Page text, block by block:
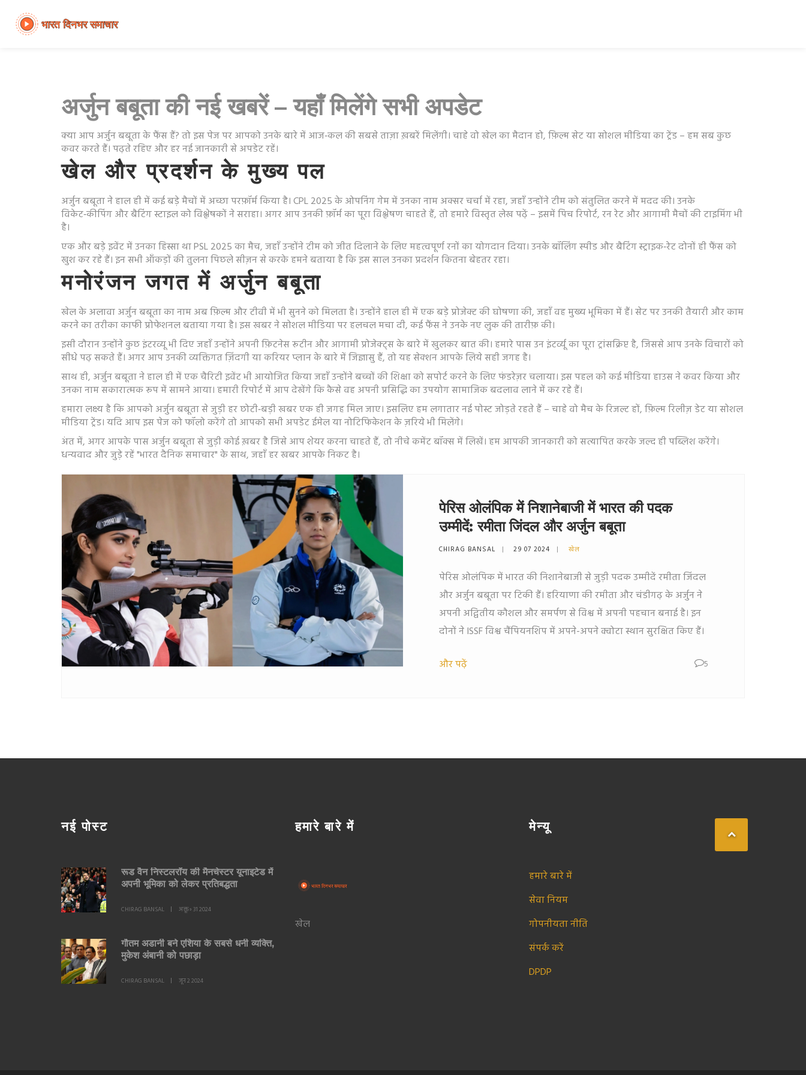
अर्जुन बबूता की नई खबरें – यहाँ मिलेंगे सभी अपडेट
क्या आप अर्जुन बबूता के फैंस हैं? तो इस पेज पर आपको उनके बारे में आज‑कल की सबसे ताज़ा ख़बरें मिलेंगी। चाहे वो खेल का मैदान हो, फ़िल्म सेट या सोशल मीडिया का ट्रेंड – हम सब कुछ
कवर करते हैं। पढ़ते रहिए और हर नई जानकारी से अपडेट रहें।
खेल और प्रदर्शन के मुख्य पल
अर्जुन बबूता ने हाल ही में कई बड़े मैचों में अच्छा परफ़ॉर्म किया है। CPL 2025 के ओपनिंग गेम में उनका नाम अक्सर चर्चा में रहा, जहाँ उन्होंने टीम को संतुलित करने में मदद की। उनके
विकेट‑कीपिंग और बैटिंग स्टाइल को विश्लेषकों ने सराहा। अगर आप उनकी फ़ॉर्म का पूरा विश्लेषण चाहते हैं, तो हमारे विस्तृत लेख पढ़ें – इसमें पिच रिपोर्ट, रन रेट और आगामी मैचों की टाइमिंग भी
है।
एक और बड़े इवेंट में उनका हिस्सा था PSL 2025 का मैच, जहाँ उन्होंने टीम को जीत दिलाने के लिए महत्वपूर्ण रनों का योगदान दिया। उनके बॉलिंग स्पीड और बैटिंग स्ट्राइक‑रेट दोनों ही फैंस को
खुश कर रहे हैं। इन सभी आँकड़ों की तुलना पिछले सीज़न से करके हमने बताया है कि इस साल उनका प्रदर्शन कितना बेहतर रहा।
मनोरंजन जगत में अर्जुन बबूता
खेल के अलावा अर्जुन बबूता का नाम अब फ़िल्म और टीवी में भी सुनने को मिलता है। उन्होंने हाल ही में एक बड़े प्रोजेक्ट की घोषणा की, जहाँ वह मुख्य भूमिका में हैं। सेट पर उनकी तैयारी और काम
करने का तरीका काफी प्रोफेशनल बताया गया है। इस खबर ने सोशल मीडिया पर हलचल मचा दी, कई फैंस ने उनके नए लुक की तारीफ़ की।
इसी दौरान उन्होंने कुछ इंटरव्यू भी दिए जहाँ उन्होंने अपनी फ़िटनेस रूटीन और आगामी प्रोजेक्ट्स के बारे में खुलकर बात की। हमारे पास उन इंटर्व्यू का पूरा ट्रांसक्रिप्ट है, जिससे आप उनके विचारों को
सीधे पढ़ सकते हैं। अगर आप उनकी व्यक्तिगत ज़िंदगी या करियर प्लान के बारे में जिज्ञासु हैं, तो यह सेक्शन आपके लिये सही जगह है।
साथ ही, अर्जुन बबूता ने हाल ही में एक चैरिटी इवेंट भी आयोजित किया जहाँ उन्होंने बच्चों की शिक्षा को सपोर्ट करने के लिए फंडरेज़र चलाया। इस पहल को कई मीडिया हाउस ने कवर किया और
उनका नाम सकारात्मक रूप में सामने आया। हमारी रिपोर्ट में आप देखेंगे कि कैसे वह अपनी प्रसिद्धि का उपयोग सामाजिक बदलाव लाने में कर रहे हैं।
हमारा लक्ष्य है कि आपको अर्जुन बबूता से जुड़ी हर छोटी‑बड़ी खबर एक ही जगह मिल जाए। इसलिए हम लगातार नई पोस्ट जोड़ते रहते हैं – चाहे वो मैच के रिजल्ट हों, फ़िल्म रिलीज़ डेट या सोशल
मीडिया ट्रेंड। यदि आप इस पेज को फॉलो करेंगे तो आपको सभी अपडेट ईमेल या नोटिफिकेशन के ज़रिये भी मिलेंगे।
अंत में, अगर आपके पास अर्जुन बबूता से जुड़ी कोई ख़बर है जिसे आप शेयर करना चाहते हैं, तो नीचे कमेंट बॉक्स में लिखें। हम आपकी जानकारी को सत्यापित करके जल्द ही पब्लिश करेंगे।
धन्यवाद और जुड़े रहें "भारत दैनिक समाचार" के साथ, जहाँ हर खबर आपके निकट है।
पेरिस ओलंपिक में निशानेबाजी में भारत की पदक
उम्मीदें: रमीता जिंदल और अर्जुन बबूता
CHIRAG BANSAL 29 07 2024 खेल
पेरिस ओलंपिक में भारत की निशानेबाजी से जुड़ी पदक उम्मीदें रमीता जिंदल
और अर्जुन बबूता पर टिकी हैं। हरियाणा की रमीता और चंडीगढ़ के अर्जुन ने
अपनी अद्वितीय कौशल और समर्पण से विश्व में अपनी पहचान बनाई है। इन
दोनों ने ISSF विश्व चैंपियनशिप में अपने-अपने क्वोटा स्थान सुरक्षित किए हैं।
और पढ़ें 5
नई पोस्ट
रूड वैन निस्टलरॉय की मैनचेस्टर यूनाइटेड में
अपनी भूमिका को लेकर प्रतिबद्धता
CHIRAG BANSAL अक्तू॰ 31 2024
गौतम अडानी बने एशिया के सबसे धनी व्यक्ति,
मुकेश अंबानी को पछाड़ा
CHIRAG BANSAL जून 2 2024
हमारे बारे में
खेल
मेन्यू
हमारे बारे में
सेवा नियम
गोपनीयता नीति
संपर्क करें
DPDP